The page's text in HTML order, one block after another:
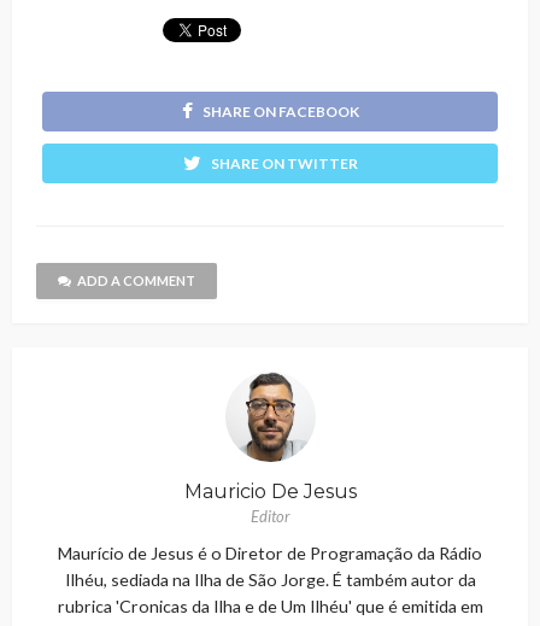
SHARE ON FACEBOOK
SHARE ON TWITTER
ADD A COMMENT
Mauricio De Jesus
Editor
Maurício de Jesus é o Diretor de Programação da Rádio
Ilhéu, sediada na Ilha de São Jorge. É também autor da
rubrica 'Cronicas da Ilha e de Um Ilhéu' que é emitida em